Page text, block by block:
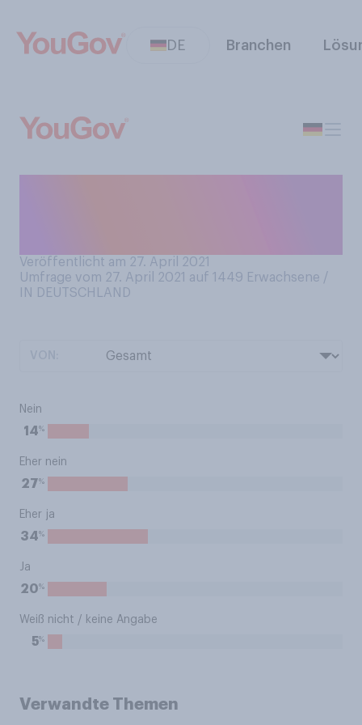
DE Branchen
Veröffentlicht am 27. April 2021
Umfrage vom 27. April 2021 auf 1449 Erwachsene /
IN DEUTSCHLAND
Nein
14%
Eher nein
27%
Eher ja
34%
Ja
20%
Weiß nicht / keine Angabe
5%
Verwandte Themen